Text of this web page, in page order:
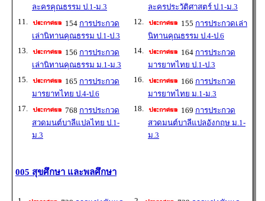
ละครคุณธรรม ป.1-ม.3
ละครประวัติศาสตร์ ป.1-ม.3
11.
154 การประกวด
เล่านิทานคุณธรรม ป.1-ป.3
12. 155 การประกวดเล่า
นิทานคุณธรรม ป.4-ป.6
13.
156 การประกวด
เล่านิทานคุณธรรม ม.1-ม.3
14. 164 การประกวด
มารยาทไทย ป.1-ป.3
15.
165 การประกวด
มารยาทไทย ป.4-ป.6
16. 166 การประกวด
มารยาทไทย ม.1-ม.3
17.
768 การประกวด
สวดมนต์บาลีแปลไทย ป.1-
ม.3
18. 169 การประกวด
สวดมนต์บาลีแปลอังกฤษ ม.1-
ม.3
005 สุขศึกษา และพลศึกษา